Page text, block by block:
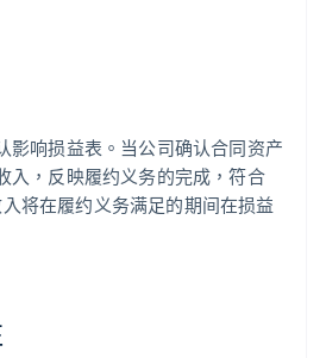
影响损益表。当公司确认合同资产
入，反映履约义务的完成，符合
将在履约义务满足的期间在损益